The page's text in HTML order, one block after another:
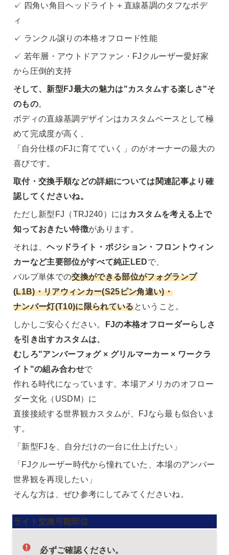
✓ 四角い角目ヘッドライト＋直線基調のタフなボデ
ィ
✓ ランクル譲りの本格オフロード性能
✓ 若年層・アウトドアファン・FJクルーザー愛好家
から圧倒的支持
そして、新型FJ最大の魅力は"カスタムする楽しさ"そ
のもの。
ボディの直線基調デザインはカスタムベースとして極
めて完成度が高く、
「自分仕様のFJに育てていく」のがオーナーの最大の
喜びです。
取付・交換手順などの詳細については関連記事より確
認してくださいね。
ただし新型FJ（TRJ240）には カスタムを考える上で
知っておきたい特徴があります。
それは、ヘッドライト・ポジション・フロントウィン
カーなど主要部位がすべて純正LEDで、
バルブ単体での交換ができる部位がフォグランプ
(L1B)・リアウィンカー(S25ピン角違い)・
ナンバー灯(T10)に限られているということ。
しかしご安心ください。
FJの本格オフローダーらしさ
を引き出すカスタムは、
むしろ"アンバーフォグ × グリルマーカー × ワークラ
イト"の組み合わせで
作れる時代になっています。本場アメリカのオフロー
ダー文化（USDM）に
直接接続する世界観カスタムが、FJなら最も似合いま
す。
「新型FJを、自分だけの一台に仕上げたい」
「FJクルーザー時代から憧れていた、本場のアンバー
世界観を再現したい」
そんな方は、ぜひ参考にしてみてくださいね。
ライト交換可能部位
必ずご確認ください。